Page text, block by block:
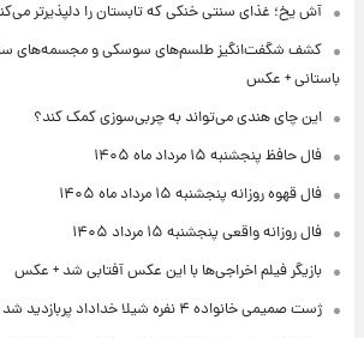
آش یخ؛ غذای سنتی خنکی که تابستان را دلپذیرتر
کشف شگفت‌انگیز طلسم‌های سوسکی و مجسمه‌های
باستانی + عکس
این چای هندی می‌تواند به چربی‌سوزی کمک کند؟
فال حافظ پنجشنبه ۱۵ مرداد ماه ۱۴۰۵
فال قهوه روزانه پنجشنبه ۱۵ مرداد ماه ۱۴۰۵
فال روزانه واقعی پنجشنبه ۱۵ مرداد ۱۴۰۵
بازیگر فیلم اخراجی‌ها با این عکس آفتابی شد + عکس
ژست صمیمی خانواده ۴ نفره شیلا خداداد پربازدید شد + عکس